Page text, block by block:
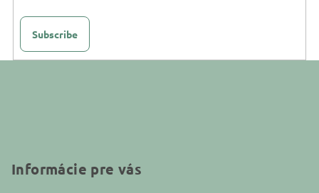
Subscribe
Informácie pre vás